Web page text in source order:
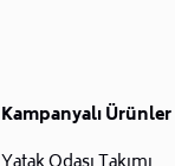
Kampanyalı Ürünler